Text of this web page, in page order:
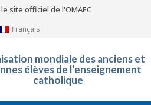
site officiel de l'OMAEC
Français
mondiale des anciens et
élèves de l’enseignement
catholique